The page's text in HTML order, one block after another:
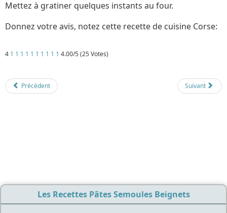
Mettez à gratiner quelques instants au four.
Donnez votre avis, notez cette recette de cuisine Corse:
4 1 1 1 1 1 1 1 1 1 1 4.00/5 (25 Votes)
Précédent Suivant
Les Recettes Pâtes Semoules Beignets